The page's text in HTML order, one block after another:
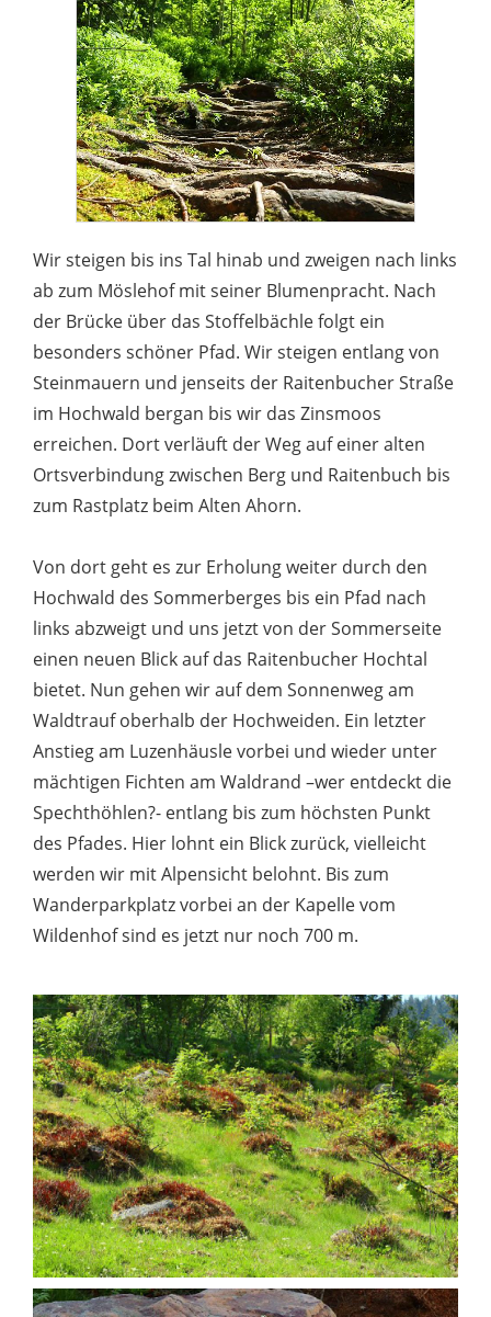
Wir steigen bis ins Tal hinab und zweigen nach links
ab zum Möslehof mit seiner Blumenpracht. Nach
der Brücke über das Stoffelbächle folgt ein
besonders schöner Pfad. Wir steigen entlang von
Steinmauern und jenseits der Raitenbucher Straße
im Hochwald bergan bis wir das Zinsmoos
erreichen. Dort verläuft der Weg auf einer alten
Ortsverbindung zwischen Berg und Raitenbuch bis
zum Rastplatz beim Alten Ahorn.
Von dort geht es zur Erholung weiter durch den
Hochwald des Sommerberges bis ein Pfad nach
links abzweigt und uns jetzt von der Sommerseite
einen neuen Blick auf das Raitenbucher Hochtal
bietet. Nun gehen wir auf dem Sonnenweg am
Waldtrauf oberhalb der Hochweiden. Ein letzter
Anstieg am Luzenhäusle vorbei und wieder unter
mächtigen Fichten am Waldrand –wer entdeckt die
Spechthöhlen?- entlang bis zum höchsten Punkt
des Pfades. Hier lohnt ein Blick zurück, vielleicht
werden wir mit Alpensicht belohnt. Bis zum
Wanderparkplatz vorbei an der Kapelle vom
Wildenhof sind es jetzt nur noch 700 m.